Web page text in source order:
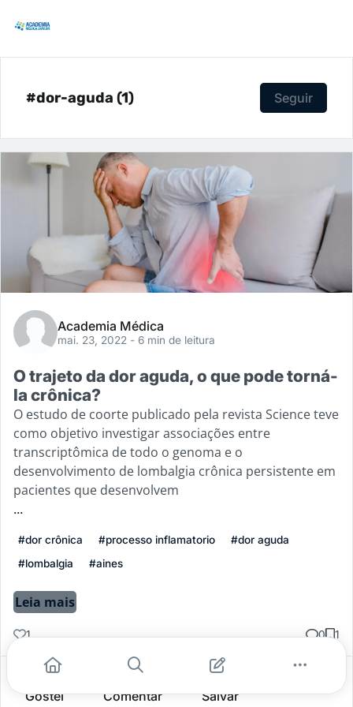
#dor-aguda (1) Seguir
Academia Médica
mai. 23, 2022 - 6 min de leitura
O trajeto da dor aguda, o que pode torná-
la crônica?
O estudo de coorte publicado pela revista Science teve
como objetivo investigar associações entre
transcriptômica de todo o genoma e o
desenvolvimento de lombalgia crônica persistente em
pacientes que desenvolvem
...
#dor crônica #processo inflamatorio
#dor aguda
#lombalgia
#aines
Leia mais
1 0 1
Gostei Comentar Salvar